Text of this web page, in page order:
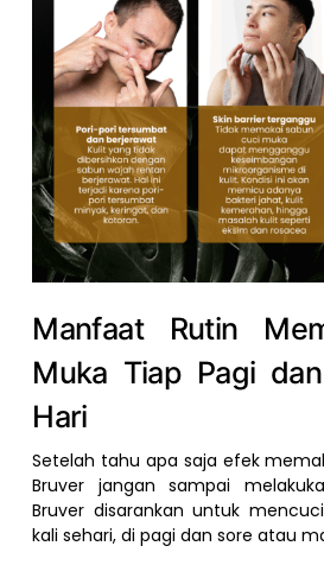
Manfaat Rutin
Muka Tiap Pagi
Hari
Setelah tahu apa saja efek
Bruver jangan sampai
Bruver disarankan untuk
kali sehari, di pagi dan sore atau